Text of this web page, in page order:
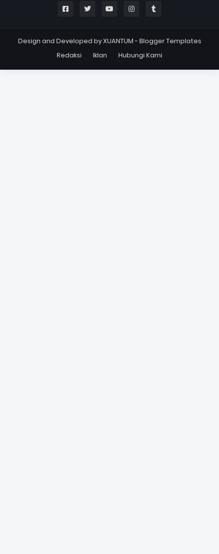
Design and Developed byXUANTUM- Blogger Templates
Redaksi
Iklan Hubungi Kami